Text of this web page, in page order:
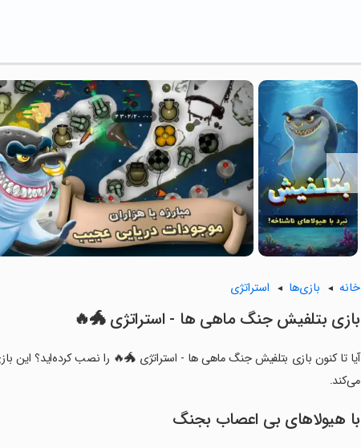
〈
خانه بازی‌ها استراتژی
‏‏‏بازی بتلفیش جنگ ماهی ها - استراتژی 🐲🔥
آیا تا کنون ‏‏‏بازی بتلفیش جنگ ماهی ها - استراتژی 🐲🔥 را نصب کرده‌اید؟ این
می‌کند.
با هیولاهای بی اعصاب بجنگ